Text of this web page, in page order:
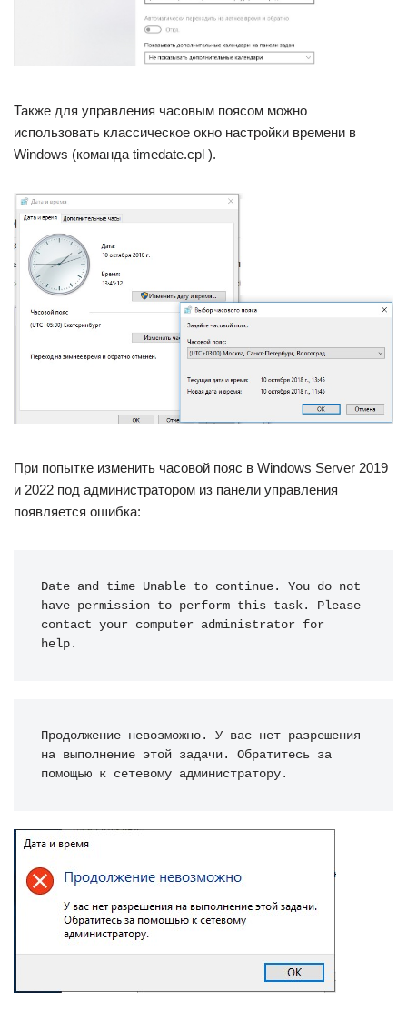
Также для управления часовым поясом можно
использовать классическое окно настройки времени в
Windows (команда timedate.cpl ).
При попытке изменить часовой пояс в Windows Server 2019
и 2022 под администратором из панели управления
появляется ошибка:
Date and time Unable to continue. You do not
have permission to perform this task. Please
contact your computer administrator for
help.
Продолжение невозможно. У вас нет разрешения
на выполнение этой задачи. Обратитесь за
помощью к сетевому администратору.